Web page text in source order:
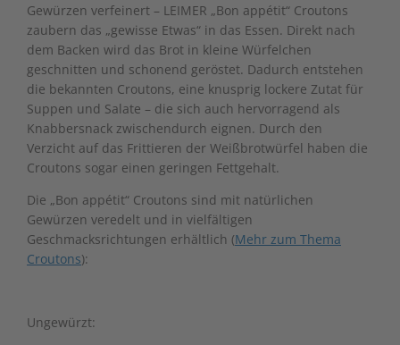
Gewürzen verfeinert – LEIMER „Bon appétit“ Croutons
zaubern das „gewisse Etwas“ in das Essen. Direkt nach
dem Backen wird das Brot in kleine Würfelchen
geschnitten und schonend geröstet. Dadurch entstehen
die bekannten Croutons, eine knusprig lockere Zutat für
Suppen und Salate – die sich auch hervorragend als
Knabbersnack zwischendurch eignen. Durch den
Verzicht auf das Frittieren der Weißbrotwürfel haben die
Croutons sogar einen geringen Fettgehalt.
Die „Bon appétit“ Croutons sind mit natürlichen
Gewürzen veredelt und in vielfältigen
Geschmacksrichtungen erhältlich (Mehr zum Thema
Croutons):
Ungewürzt: